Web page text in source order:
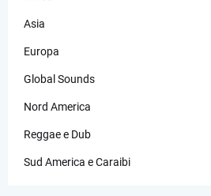
Asia
Europa
Global Sounds
Nord America
Reggae e Dub
Sud America e Caraibi